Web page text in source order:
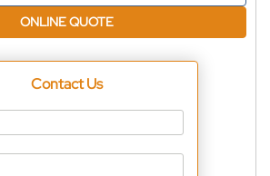
ONLINE QUOTE
Contact Us